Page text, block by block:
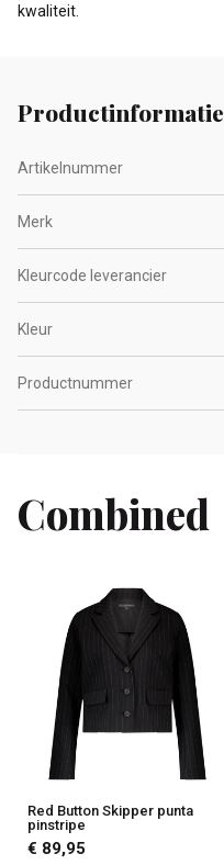
kwaliteit.
Productinformatie
Artikelnummer
Merk
Kleurcode leverancier
Kleur
Productnummer
Combined
Red Button Skipper punta
pinstripe
€ 89,95